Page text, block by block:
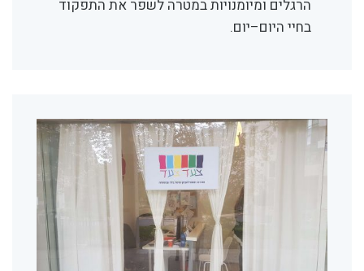
הרגלים ומיומנויות במטרה לשפר את התפקוד
בחיי היום–יום.